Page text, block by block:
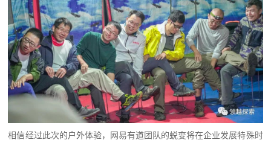
相信经过此次的户外体验，网易有道团队的蜕变将在企业发展特殊时